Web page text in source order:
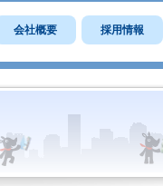
会社概要 採用情報